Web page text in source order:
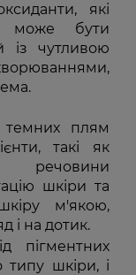
які
може бути
із чутливою
темних плям
такі як
речовини
шкіри та
м'якою,
і на дотик.
пігментних
типу шкіри, і